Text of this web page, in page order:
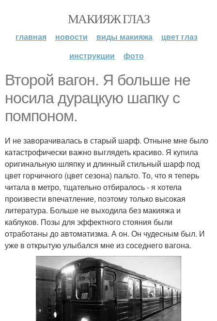
МАКИЯЖ ГЛАЗ
главная новости виды макияжа
цвет глаз
инструкции
фото
Второй вагон. Я больше не
носила дурацкую шапку с
помпоном.
И не заворачивалась в старый шарф. Отныне мне было
катастрофически важно выглядеть красиво. Я купила
оригинальную шляпку и длинный стильный шарф под
цвет горчичного (цвет сезона) пальто. То, что я теперь
читала в метро, тщательно отбиралось - я хотела
произвести впечатление, поэтому только высокая
литература. Больше не выходила без макияжа и
каблуков. Позы для эффектного стояния были
отработаны до автоматизма. А он. Он чудесным был. И
уже в открытую улыбался мне из соседнего вагона.